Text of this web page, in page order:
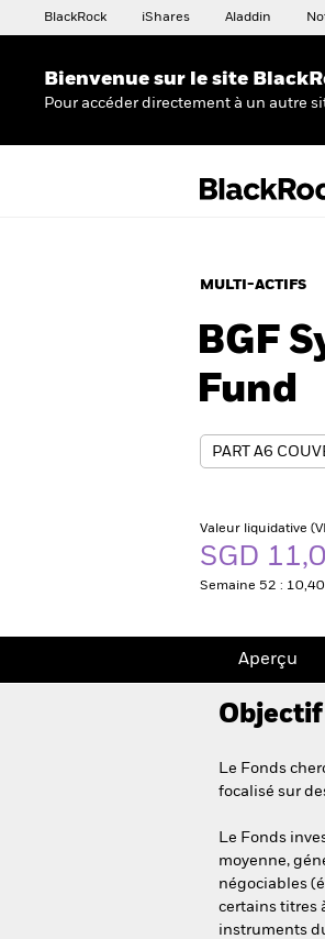
BlackRock iShares Aladdin
Bienvenue sur le site
Pour accéder directement à un autre
MULTI-ACTIFS
BGF
Fund
Valeur liquidative
SGD
Semaine 52 :
Aperçu
Le Fonds
focalisé sur
Le Fonds
moyenne,
négociables
certains titres
instruments